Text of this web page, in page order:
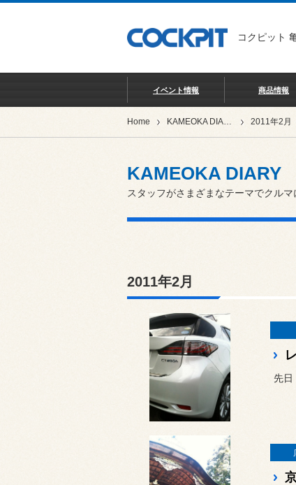
コクピット
イベント情報 商品情報
Home KAMEOKA DIARY 2011年2月
KAMEOKA DIARY
スタッフがさまざまなテーマでクルマ
2011年2月
先日